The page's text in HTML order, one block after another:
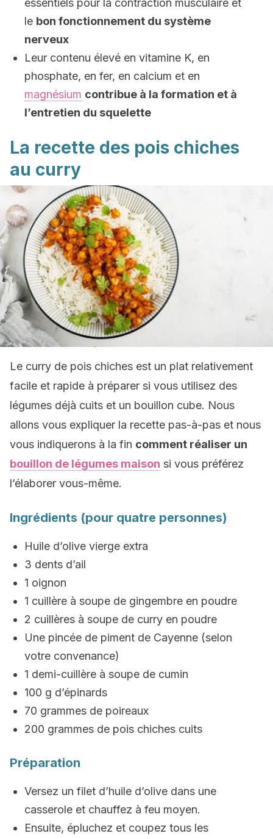
essentiels pour la contraction musculaire et
le bon fonctionnement du système
nerveux
Leur contenu élevé en vitamine K, en
phosphate, en fer, en calcium et en
magnésium contribue à la formation et à
l’entretien du squelette
La recette des pois chiches
au curry
Le curry de pois chiches est un plat relativement
facile et rapide à préparer si vous utilisez des
légumes déjà cuits et un bouillon cube. Nous
allons vous expliquer la recette pas-à-pas et nous
vous indiquerons à la fin comment réaliser un
bouillon de légumes maison si vous préférez
l’élaborer vous-même.
Ingrédients (pour quatre personnes)
Huile d’olive vierge extra
3 dents d’ail
1 oignon
1 cuillère à soupe de gingembre en poudre
2 cuillères à soupe de curry en poudre
Une pincée de piment de Cayenne (selon
votre convenance)
1 demi-cuillère à soupe de cumin
100 g d’épinards
70 grammes de poireaux
200 grammes de pois chiches cuits
Préparation
Versez un filet d’huile d’olive dans une
casserole et chauffez à feu moyen.
Ensuite, épluchez et coupez tous les